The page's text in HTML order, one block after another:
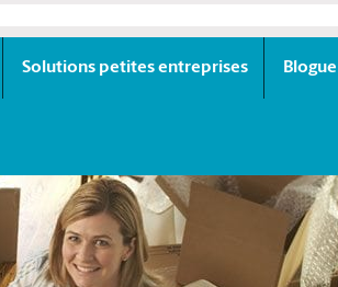
Solutions petites entreprises Blogue